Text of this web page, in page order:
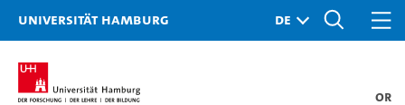
Universität Hamburg
or